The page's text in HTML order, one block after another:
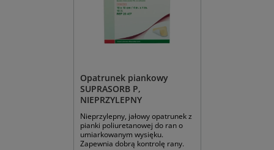
Opatrunek piankowy
SUPRASORB P,
NIEPRZYLEPNY
Nieprzylepny, jałowy opatrunek z
pianki poliuretanowej do ran o
umiarkowanym wysięku.
Zapewnia dobrą kontrolę rany.